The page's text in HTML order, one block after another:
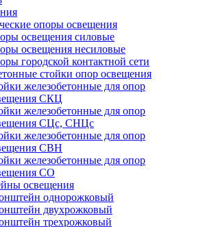
опоры освещения
освещения силовые
освещения несиловые
городской контактной сети
стойки опор освещения
железобетонные для опор
СКЦ
железобетонные для опор
СЦс, СНЦс
железобетонные для опор
СВН
железобетонные для опор
СО
освещения
однорожковый
двухрожковый
трехрожковый